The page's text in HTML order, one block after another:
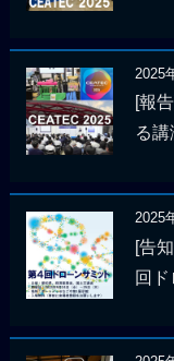
2025
[報
る
2025
[告
回